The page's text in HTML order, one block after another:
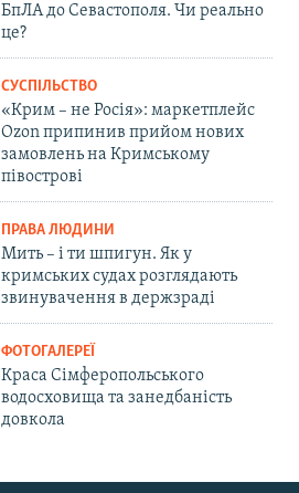
БпЛА до Севастополя. Чи реально
це?
СУСПІЛЬСТВО
«Крим – не Росія»: маркетплейс
Ozon припинив прийом нових
замовлень на Кримському
півострові
ПРАВА ЛЮДИНИ
Мить – і ти шпигун. Як у
кримських судах розглядають
звинувачення в держзраді
ФОТОГАЛЕРЕЇ
Краса Сімферопольського
водосховища та занедбаність
довкола